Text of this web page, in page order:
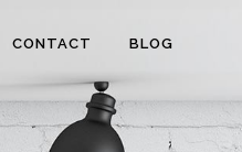
CONTACT BLOG